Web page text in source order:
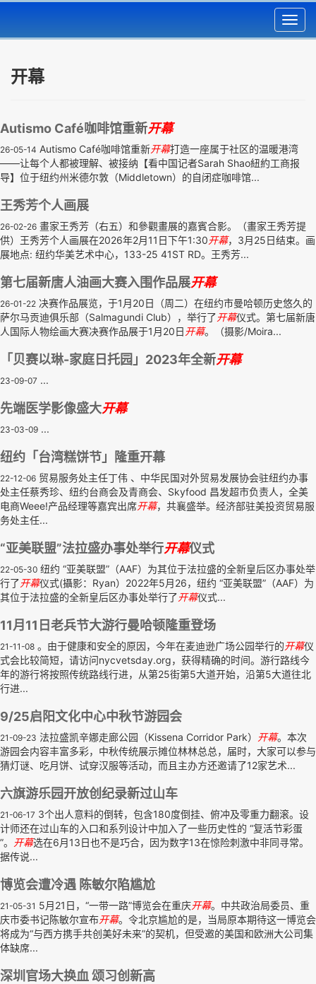
开幕
Autismo Café咖啡馆重新开幕
26-05-14 Autismo Café咖啡馆重新开幕打造一座属于社区的温暖港湾
——让每个人都被理解、被接纳【看中国记者Sarah Shao紐約工商报
导】位于纽约州米德尔敦（Middletown）的自闭症咖啡馆...
王秀芳个人画展
26-02-26 畫家王秀芳（右五）和參觀畫展的嘉賓合影。（畫家王秀芳提
供）王秀芳个人画展在2026年2月11日下午1:30开幕，3月25日结束。画
展地点: 纽约华美艺术中心，133-25 41ST RD。王秀芳...
第七届新唐人油画大赛入围作品展开幕
26-01-22 决赛作品展览，于1月20日（周二）在纽约市曼哈顿历史悠久的
萨尔马贡迪俱乐部（Salmagundi Club），举行了开幕仪式。第七届新唐
人国际人物绘画大赛决赛作品展于1月20日 开幕。（摄影/Moira...
「贝赛以琳-家庭日托园」2023年全新开幕
23-09-07 ...
先端医学影像盛大开幕
23-03-09 ...
纽约「台湾糕饼节」隆重开幕
22-12-06 贸易服务处主任丁伟 、中华民国对外贸易发展协会驻纽约办事
处主任蔡秀珍、纽约台商会及青商会、Skyfood 昌发超市负责人，全美
电商Weee!产品经理等嘉宾出席开幕，共襄盛举。经济部驻美投资贸易服
务处主任...
“亚美联盟”法拉盛办事处举行开幕仪式
22-05-30 纽约 “亚美联盟”（AAF）为其位于法拉盛的全新皇后区办事处举
行了开幕仪式(攝影：Ryan）2022年5月26，纽约 “亚美联盟”（AAF）为
其位于法拉盛的全新皇后区办事处举行了开幕仪式...
11月11日老兵节大游行曼哈顿隆重登场
21-11-08 。由于健康和安全的原因，今年在麦迪逊广场公园举行的开幕仪
式会比较简短，请访问nycvetsday.org，获得精确的时间。游行路线今
年的游行将按照传统路线行进，从第25街第5大道开始，沿第5大道往北
行进...
9/25启阳文化中心中秋节游园会
21-09-23 法拉盛凯辛娜走廊公园（Kissena Corridor Park） 开幕。本次
游园会内容丰富多彩，中秋传统展示摊位林林总总，届时，大家可以参与
猜灯谜、吃月饼、试穿汉服等活动，而且主办方还邀请了12家艺术...
六旗游乐园开放创纪录新过山车
21-06-17 3个出人意料的倒转，包含180度倒挂、俯冲及零重力翻滚。设
计师还在过山车的入口和系列设计中加入了一些历史性的 “复活节彩蛋
”。
开幕选在6月13日也不是巧合，因为数字13在惊险刺激中非同寻常。
据传说...
博览会遭冷遇 陈敏尔陷尴尬
21-05-31 5月21日，“一带一路”博览会在重庆开幕。中共政治局委员、重
庆市委书记陈敏尔宣布开幕。令北京尴尬的是，当局原本期待这一博览会
将成为“与西方携手共创美好未来”的契机，但受邀的美国和欧洲大公司集
体缺席...
深圳官场大换血 颂习创新高